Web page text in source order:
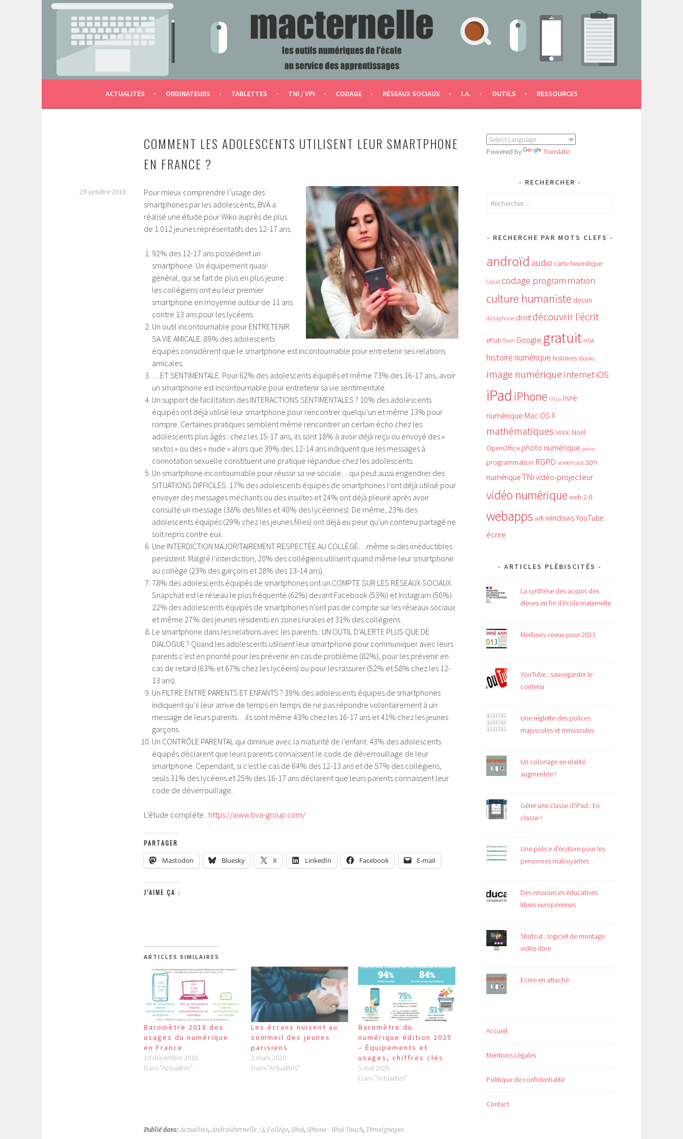
Aller
MACTERNELLE
LES OUTILS NUMÉRIQUES DE L'ÉCOLE AU SERVICE DES APPRENTISSAGES
ACTUALITÉS ORDINATEURS TABLETTES TNI / VPI CODAGE RÉSEAUX SOCIAUX I.A. OUTILS RESSOURCES
COMMENT LES ADOLESCENTS UTILISENT LEUR SMARTPHONE
EN FRANCE ?
29 octobre 2018
Pour mieux comprendre l’usage des
smartphones par les adolescents, BVA a
réalisé une étude pour Wiko auprès de plus
de 1 012 jeunes représentatifs des 12-17 ans.
92% des 12-17 ans possèdent un
smartphone. Un équipement quasi-
général, qui se fait de plus en plus jeune :
les collégiens ont eu leur premier
smartphone en moyenne autour de 11 ans
contre 13 ans pour les lycéens.
Un outil incontournable pour ENTRETENIR
SA VIE AMICALE. 89% des adolescents
équipés considèrent que le smartphone est incontournable pour entretenir ses relations
amicales.
…ET SENTIMENTALE. Pour 62% des adolescents équipés et même 73% des 16-17 ans, avoir
un smartphone est incontournable pour entretenir sa vie sentimentale.
Un support de facilitation des INTERACTIONS SENTIMENTALES ? 10% des adolescents
équipés ont déjà utilisé leur smartphone pour rencontrer quelqu’un et même 13% pour
rompre. Certaines pratiques semblent même rencontrer un certain écho chez les
adolescents plus âgés : chez les 15-17 ans, ils sont 18% à avoir déjà reçu ou envoyé des «
sextos » ou des « nude » alors que 39% des 12-14 ans indiquent que les messages à
connotation sexuelle constituent une pratique répandue chez les adolescents.
Un smartphone incontournable pour réussir sa vie sociale…qui peut aussi engendrer des
SITUATIONS DIFFICILES. 17% des adolescents équipés de smartphones l’ont déjà utilisé pour
envoyer des messages méchants ou des insultes et 24% ont déjà pleuré après avoir
consulté un message (38% des filles et 40% des lycéennes). De même, 23% des
adolescents équipés (29% chez les jeunes filles) ont déjà eu peur qu’un contenu partagé ne
soit repris contre eux.
Une INTERDICTION MAJORITAIREMENT RESPECTÉE AU COLLÈGE…même si des irréductibles
persistent. Malgré l’interdiction, 20% des collégiens utilisent quand même leur smartphone
au collège (23% des garçons et 28% des 13-14 ans).
78% des adolescents équipés de smartphones ont un COMPTE SUR LES RÉSEAUX SOCIAUX.
Snapchat est le réseau le plus fréquenté (62%) devant Facebook (53%) et Instagram (50%).
22% des adolescents équipés de smartphones n’ont pas de compte sur les réseaux sociaux
et même 27% des jeunes résidents en zones rurales et 31% des collégiens.
Le smartphone dans les relations avec les parents : UN OUTIL D’ALERTE PLUS QUE DE
DIALOGUE ? Quand les adolescents utilisent leur smartphone pour communiquer avec leurs
parents c’est en priorité pour les prévenir en cas de problème (82%), pour les prévenir en
cas de retard (63% et 67% chez les lycéens) ou pour les rassurer (52% et 58% chez les 12-
13 ans).
Un FILTRE ENTRE PARENTS ET ENFANTS ? 39% des adolescents équipes de smartphones
indiquent qu’il leur arrive de temps en temps de ne pas répondre volontairement à un
message de leurs parents…ils sont même 43% chez les 16-17 ans et 41% chez les jeunes
garçons.
Un CONTRÔLE PARENTAL qui diminue avec la maturité de l’enfant. 43% des adolescents
équipés déclarent que leurs parents connaissent le code de déverrouillage de leur
smartphone. Cependant, si c’est le cas de 64% des 12-13 ans et de 57% des collégiens,
seuls 31% des lycéens et 25% des 16-17 ans déclarent que leurs parents connaissent leur
code de déverrouillage.
L’étude complète : https://www.bva-group.com/
PARTAGER
Mastodon Bluesky X LinkedIn Facebook E-mail
J’AIME ÇA :
ARTICLES SIMILAIRES
Baromètre 2018 des
usages du numérique
en France
10 décembre 2018
Dans "Actualités"
Les écrans nuisent au
sommeil des jeunes
parisiens
2 mars 2020
Dans "Actualités"
Baromètre du
numérique édition 2025
– Équipements et
usages, chiffres clés
5 mai 2025
Dans "Actualités"
Publié dans:Actualités,Androïdternelle ;-), Collège, iPad, iPhone - iPod Touch, Témoignages
Powered by Translate
RECHERCHER
Rechercher :
RECHERCHE PAR MOTS CLEFS
androïd audio carte heuristique
Cloud codage programmation
culture humaniste dessin
dictaphone droit découvrir l'écrit
ePub flash Google gratuit HDA
histoire numérique histoires iBooks
image numérique InternetiOS
iPad iPhone linux livre
numérique Mac OS X
mathématiques MOOC Noël
OpenOffice photo numérique police
programmation RGPD screencast son
numériqueTNividéo-projecteur
vidéo numérique web 2.0
webapps wifi windowsYouTube
écrire
ARTICLES PLÉBISCITÉS
La synthèse des acquis des
élèves en fin d'école maternelle
Meilleurs voeux pour 2013
YouTube : sauvegarder le
contenu
Une réglette des polices
majuscules et minuscules
Un coloriage en réalité
augmentée !
Gérer une classe d'iPad : En
classe !
Une police d'écriture pour les
personnes malvoyantes
Des ressources éducatives
libres européennes
Shotcut : logiciel de montage
vidéo libre
Ecrire en attaché
Accueil
Mentions Légales
Politique de confidentialité
Contact